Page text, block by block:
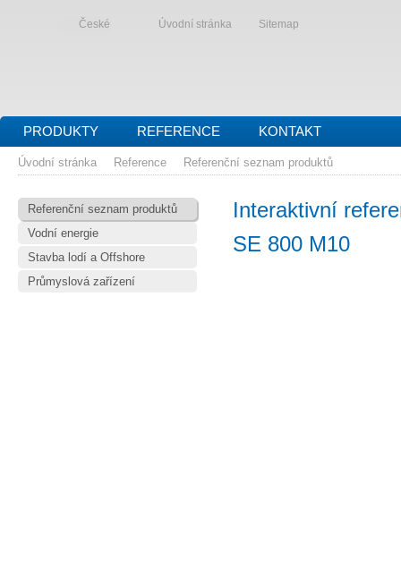
České Úvodní stránka Sitemap
PRODUKTY REFERENCE KONTAKT
Úvodní stránka Reference Referenční seznam produktů
Referenční seznam produktů
Vodní energie
Stavba lodí a Offshore
Průmyslová zařízení
Interaktivní
SE 800 M10